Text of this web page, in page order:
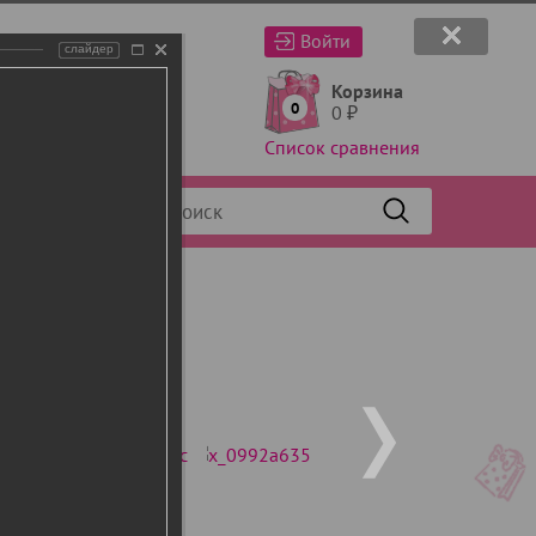
Войти
0
Корзина
0 ₽
Список сравнения
слайдер